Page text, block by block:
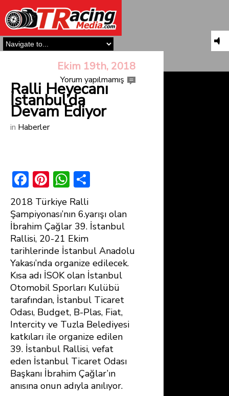
Ekim 19th, 2018
Yorum yapılmamış
Ralli Heyecanı
İstanbul’da
Devam Ediyor
in Haberler
F
ac
e
b
o
ok
Pi
nt
er
e
st
W
h
at
s
A
p
p
ar
e
2018 Türkiye Ralli
Şampiyonası’nın 6.yarışı olan
İbrahim Çağlar 39. İstanbul
Rallisi, 20-21 Ekim
tarihlerinde İstanbul Anadolu
Yakası’nda organize edilecek.
Kısa adı İSOK olan İstanbul
Otomobil Sporları Kulübü
tarafından, İstanbul Ticaret
Odası, Budget, B-Plas, Fiat,
Intercity ve Tuzla Belediyesi
katkıları ile organize edilen
39. İstanbul Rallisi, vefat
eden İstanbul Ticaret Odası
Başkanı İbrahim Çağlar’ın
anısına onun adıyla anılıyor.